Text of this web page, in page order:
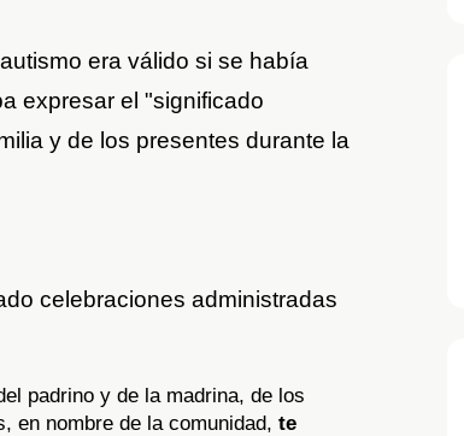
era válido si se había
expresar el "significado
y de los presentes durante la
celebraciones administradas
padrino y de la madrina, de los
en nombre de la comunidad, te